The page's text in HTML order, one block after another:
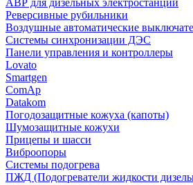
АВР для дизельных электростанций
Реверсивные рубильники
Воздушные автоматические
Системы синхронизации ДЭС
Панели управления и контроллеры
Lovato
Smartgen
ComAp
Datakom
Погодозащитные кожуха (капоты)
Шумозащитные кожухи
Прицепы и шасси
Виброопоры
Системы подогрева
ПЖД (Подогреватели жидкости